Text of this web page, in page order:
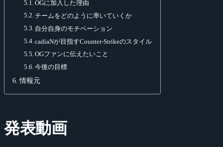
OGに加入した理由
チームをどのように率いていくか
自分自身のモチベーション
cadiaNが目指すCounter-Strikeのスタイル
OGファンに伝えたいこと
今後の目標
情報元
発表動画